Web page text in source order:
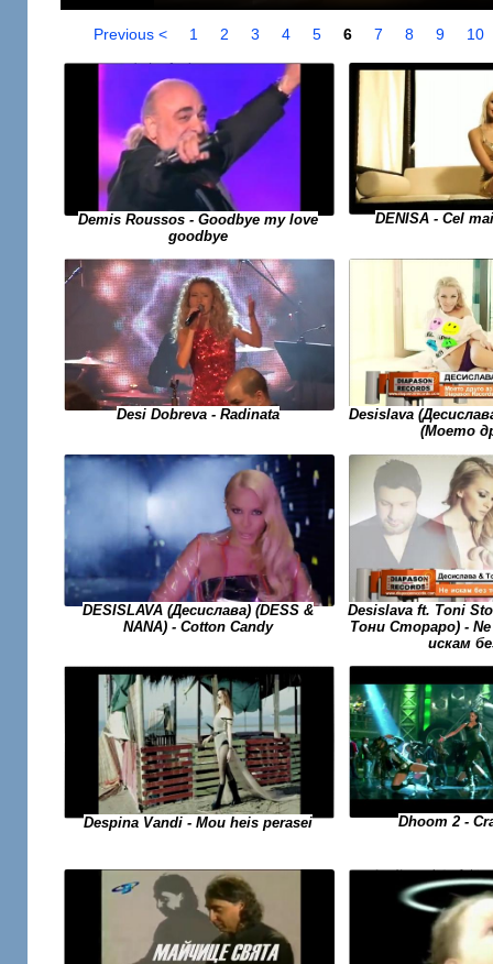
Previous < 1 2 3 4 5 6 7 8 9 10
Demis Roussos - Goodbye my love
goodbye
DENISA - Cel
Desi Dobreva - Radinata
Desislava
(Моето
DESISLAVA (Десислава) (DESS &
NANA) - Cotton Candy
Desislava ft. Toni
Тони Стораро) -
искам
Despina Vandi - Mou heis perasei Dhoom 2 -